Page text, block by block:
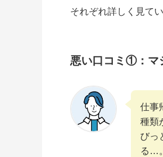
それぞれ詳しく見て
悪い口コミ①：マ
仕事
種類
びっ
る…。